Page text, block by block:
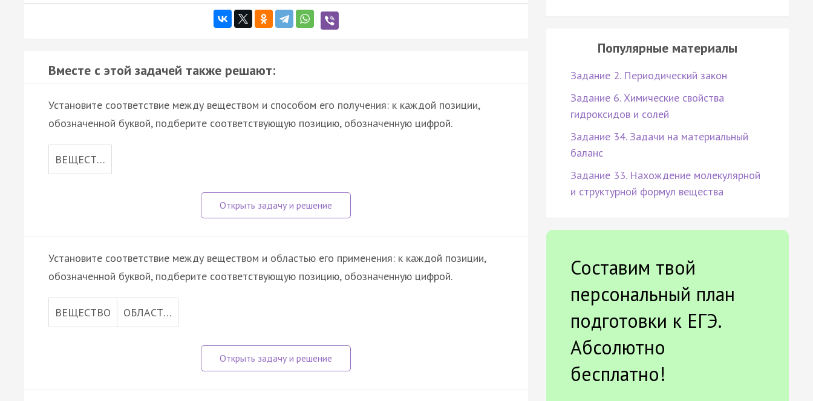
Вместе с этой задачей также решают:
Установите соответствие между веществом и способом его получения: к каждой позиции,
обозначенной буквой, подберите соответствующую позицию, обозначенную цифрой.
ВЕЩЕСТ…
Установите соответствие между веществом и областью его применения: к каждой позиции,
обозначенной буквой, подберите соответствующую позицию, обозначенную цифрой.
ВЕЩЕСТВО ОБЛАСТ…
Популярные материалы
Задание 2. Периодический закон
Задание 6. Химические свойства
гидроксидов и солей
Задание 34. Задачи на материальный
баланс
Задание 33. Нахождение молекулярной
и структурной формул вещества
Составим твой
персональный план
подготовки к ЕГЭ.
Абсолютно
бесплатно!